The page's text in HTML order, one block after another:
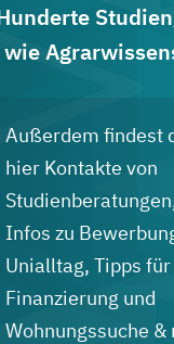
wie
Außerdem findest
hier Kontakte von
Infos zu
Unialltag, Tipps
Finanzierung und
Wohnungssuche &